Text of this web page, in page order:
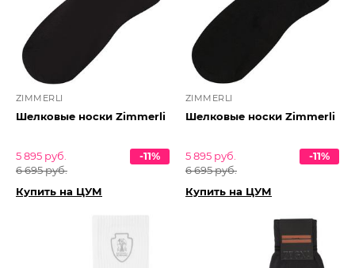
ZIMMERLI
Шелковые носки Zimmerli
5 895 руб.
6 695 руб.
-11%
Купить на ЦУМ
ZIMMERLI
Шелковые носки Zimmerli
5 895 руб.
6 695 руб.
-11%
Купить на ЦУМ